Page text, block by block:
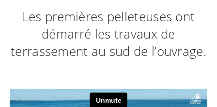
Les premières pelleteuses ont
démarré les travaux de
terrassement au sud de l’ouvrage.